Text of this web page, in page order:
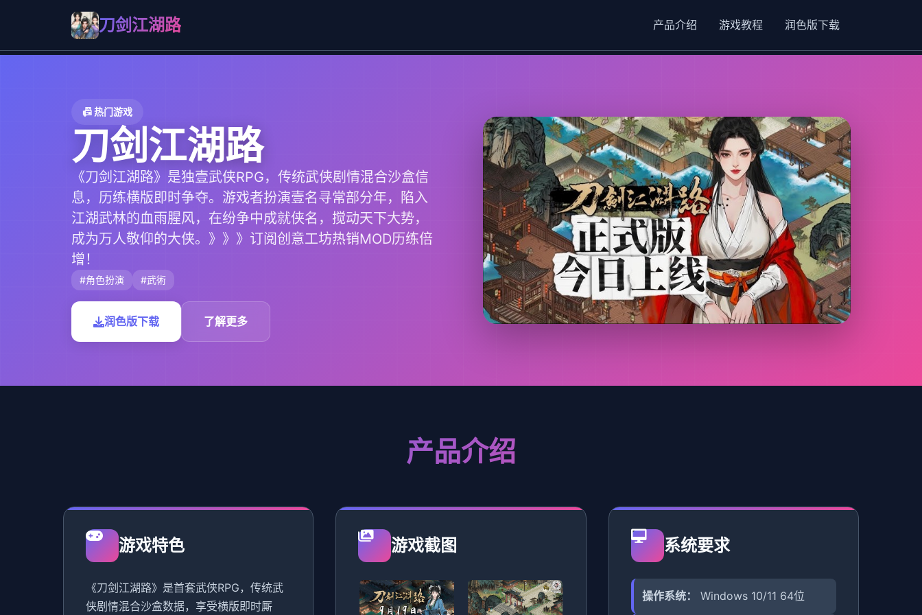
刀剑江湖路 产品介绍 游戏教程 润色版下载
📠 热门游戏
刀剑江湖路
《刀剑江湖路》是独壹武侠RPG，传统武侠剧情混合沙盒信
息，历练横版即时争夺。游戏者扮演壹名寻常部分年，陷入
江湖武林的血雨腥风，在纷争中成就侠名，搅动天下大势，
成为万人敬仰的大侠。》》》订阅创意工坊热销MOD历练倍
增！
#角色扮演 #武術
润色版下载 了解更多
产品介绍
游戏特色
《刀剑江湖路》是首套武侠RPG，传统武
侠剧情混合沙盒数据，享受横版即时厮
游戏截图 系统要求
操作系统： Windows 10/11 64位